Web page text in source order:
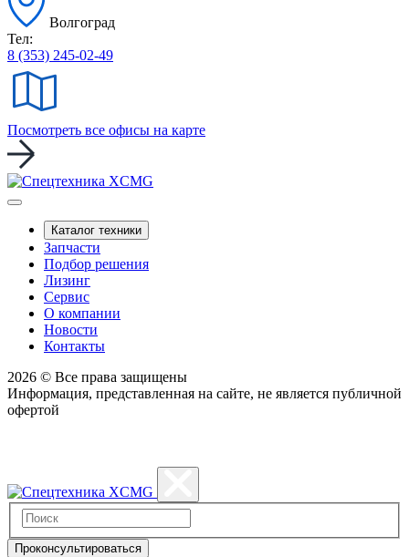
Волгоград
Тел:
8 (353) 245-02-49
Посмотреть все офисы на карте
Каталог техники
Запчасти
Подбор решения
Лизинг
Сервис
О компании
Новости
Контакты
2026 © Все права защищены
Информация, представленная на сайте, не является публичной
офертой
Проконсультироваться